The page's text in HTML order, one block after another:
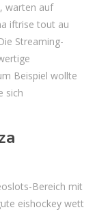
warten auf
iftrise tout au
Streaming-
Beispiel wollte
sich
Bereich mit
eishockey wett